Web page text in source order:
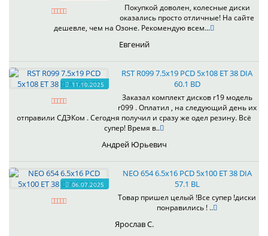
Покупкой доволен, колесные диски
оказались просто отличные! На сайте
дешевле, чем на Озоне. Рекомендую всем...
Евгений
11.10.2025
RST R099 7.5x19 PCD 5x108 ET 38 DIA
60.1 BD
Заказал комплект дисков r19 модель
r099 . Оплатил , на следующий день их
отправили СДЭКом . Сегодня получил и сразу же одел резину. Всё
супер! Время в..
Андрей Юрьевич
06.07.2025
NEO 654 6.5x16 PCD 5x100 ET 38 DIA
57.1 BL
Товар пришел целый !Все супер !диски
понравились ! ..
Ярослав С.